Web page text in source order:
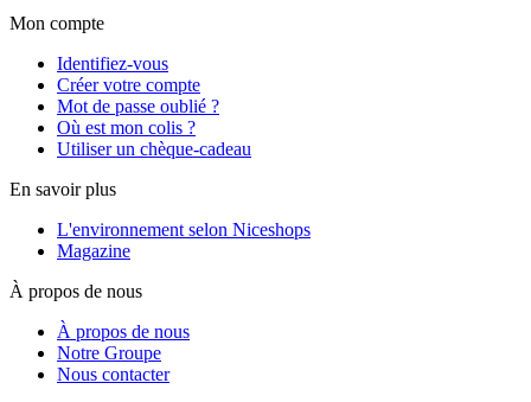
Mon compte
Identifiez-vous
Créer votre compte
Mot de passe oublié ?
Où est mon colis ?
Utiliser un chèque-cadeau
En savoir plus
L'environnement selon Niceshops
Magazine
À propos de nous
À propos de nous
Notre Groupe
Nous contacter